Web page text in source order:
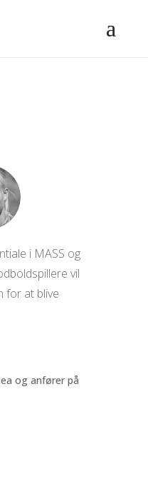
i MASS og
vil
for at blive
og anfører på